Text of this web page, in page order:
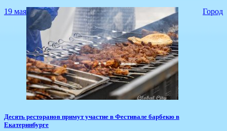
19 мая Город
​Десять ресторанов примут участие в Фестивале барбекю в
Екатеринбурге